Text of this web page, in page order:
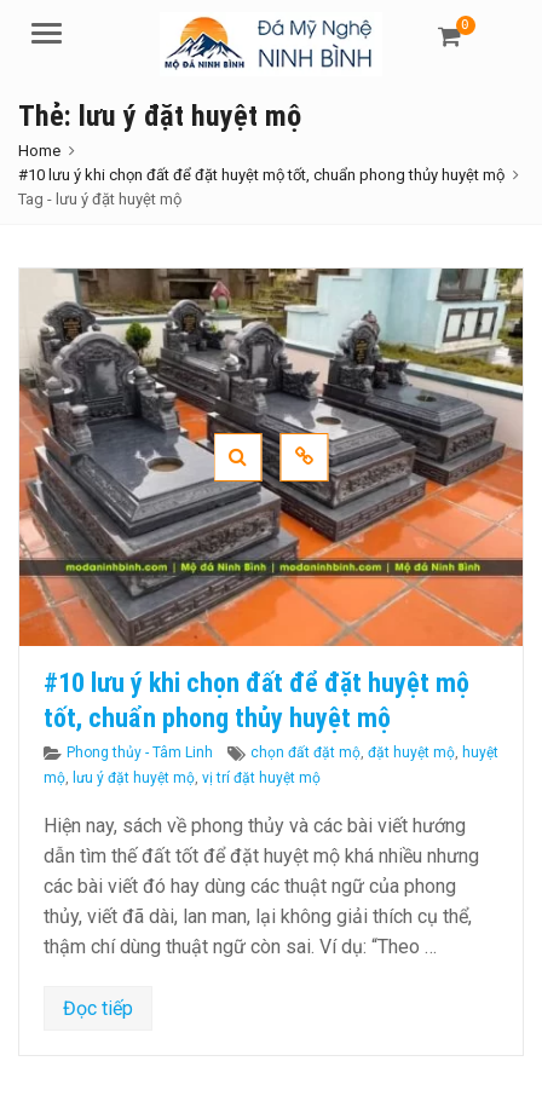
Menu
0
Thẻ: lưu ý đặt huyệt mộ
Home
#10 lưu ý khi chọn đất để đặt huyệt mộ tốt, chuẩn phong thủy huyệt mộ
Tag - lưu ý đặt huyệt mộ
#10 lưu ý khi chọn đất để đặt huyệt mộ
tốt, chuẩn phong thủy huyệt mộ
Categories
Phong thủy - Tâm Linh Tags
chọn đất đặt mộ, đặt huyệt mộ, huyệt
mộ, lưu ý đặt huyệt mộ, vị trí đặt huyệt mộ
Hiện nay, sách về phong thủy và các bài viết hướng
dẫn tìm thế đất tốt để đặt huyệt mộ khá nhiều nhưng
các bài viết đó hay dùng các thuật ngữ của phong
thủy, viết đã dài, lan man, lại không giải thích cụ thể,
thậm chí dùng thuật ngữ còn sai. Ví dụ: “Theo …
Đọc tiếp